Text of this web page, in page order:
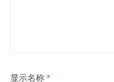
显示名称 *